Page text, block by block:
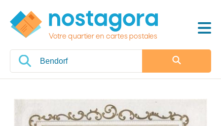
Votre quartier en cartes postales